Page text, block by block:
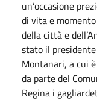
un’occasione
di vita e
della città e
stato il
Montanari, a cui
da parte del
Regina i